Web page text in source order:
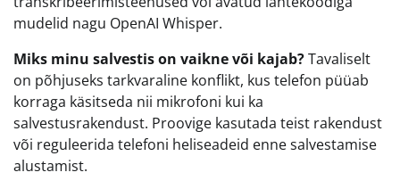
mudelid nagu OpenAI Whisper.
Miks minu salvestis on vaikne või kajab?Tavaliselt
on põhjuseks tarkvaraline konflikt, kus telefon püüab
korraga käsitseda nii mikrofoni kui ka
salvestusrakendust. Proovige kasutada teist rakendust
või reguleerida telefoni heliseadeid enne salvestamise
alustamist.